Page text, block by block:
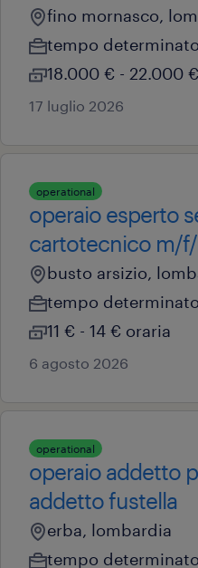
fino mornasco,
tempo determinato
18.000 € - 22.000
17 luglio 2026
operational
operaio esperto
cartotecnico m/
busto arsizio,
tempo determinato
11 € - 14 € oraria
6 agosto 2026
operational
operaio addetto
addetto fustella
erba, lombardia
tempo determinato